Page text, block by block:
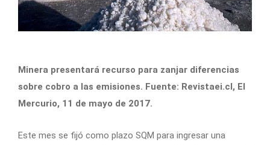
Minera presentará recurso para zanjar diferencias
sobre cobro a las emisiones. Fuente: Revistaei.cl, El
Mercurio, 11 de mayo de 2017.
Este mes se fijó como plazo SQM para ingresar una